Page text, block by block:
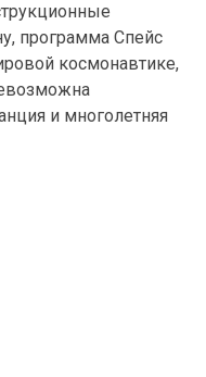
программа Спейс
космонавтике,
и многолетняя